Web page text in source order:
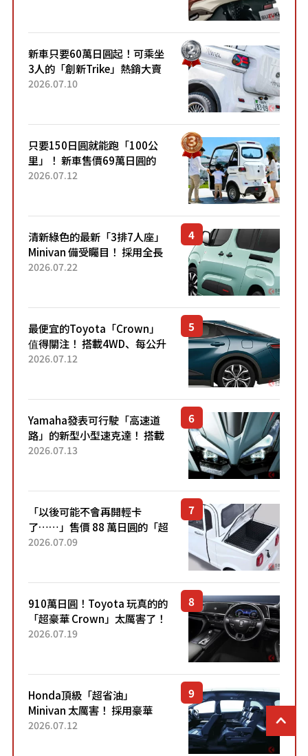
新車只要60萬日圓起！可乘坐
3人的「創新Trike」熱銷大賣
成為人氣車款！「養車成本真
2026.07.10
只要150日圓就能跑「100公
里」！ 新車售價69萬日圓的
「3人座」Trike大受歡迎！ 順
2026.07.12
清新綠色的最新「3排7人座」
Minivan 備受矚目！ 採用全長
4.7公尺剛剛好的車身尺寸與
2026.07.22
最便宜的Toyota「Crown」
值得關注！ 搭載4WD、每公升
22.4公里低油耗表現超亮眼！
2026.07.12
Yamaha發表可行駛「高速道
路」的新型小型速克達！ 搭載
能享受超強勁「渦輪感」的動
2026.07.13
「以後可能不會再開輕卡
了……」售價 88 萬日圓的「超
迷你輕型貨車」引發兩極評
了！...
2026.07.09
910萬日圓！Toyota 玩真的的
「超豪華 Crown」太厲害了！
採用由「匠人技藝」打造的
2026.07.19
Honda頂級「超省油」
Minivan 太厲害！ 採用豪華
「真皮座椅」與專屬「黑色內
2026.07.12